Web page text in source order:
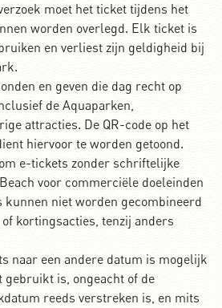
moet het ticket tijdens het
worden overlegd. Elk ticket is
en verliest zijn geldigheid bij
en geven die dag recht op
de Aquaparken,
attracties. De QR-code op het
hiervoor te worden getoond.
e-tickets zonder schriftelijke
voor commerciële doeleinden
niet worden gecombineerd
kortingsacties, tenzij anders
naar een andere datum is mogelijk
gebruikt is, ongeacht of de
reeds verstreken is, en mits